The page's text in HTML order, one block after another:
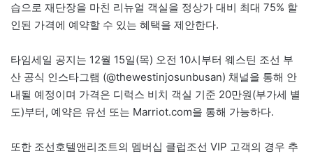
습으로 재단장을 마친 리뉴얼 객실을 정상가 대비 최대 75% 할
인된 가격에 예약할 수 있는 혜택을 제안한다.
타임세일 공지는 12월 15일(목) 오전 10시부터 웨스틴 조선 부
산 공식 인스타그램 (@thewestinjosunbusan) 채널을 통해 안
내될 예정이며 가격은 디럭스 비치 객실 기준 20만원(부가세 별
도)부터, 예약은 유선 또는 Marriot.com을 통해 가능하다.
또한 조선호텔앤리조트의 멤버십 클럽조선 VIP 고객의 경우 추